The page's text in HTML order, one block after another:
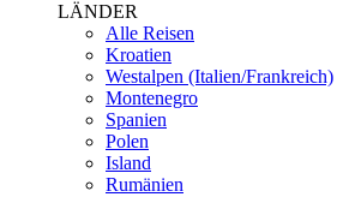
LÄNDER
Alle Reisen
Kroatien
Westalpen (Italien/Frankreich)
Montenegro
Spanien
Polen
Island
Rumänien